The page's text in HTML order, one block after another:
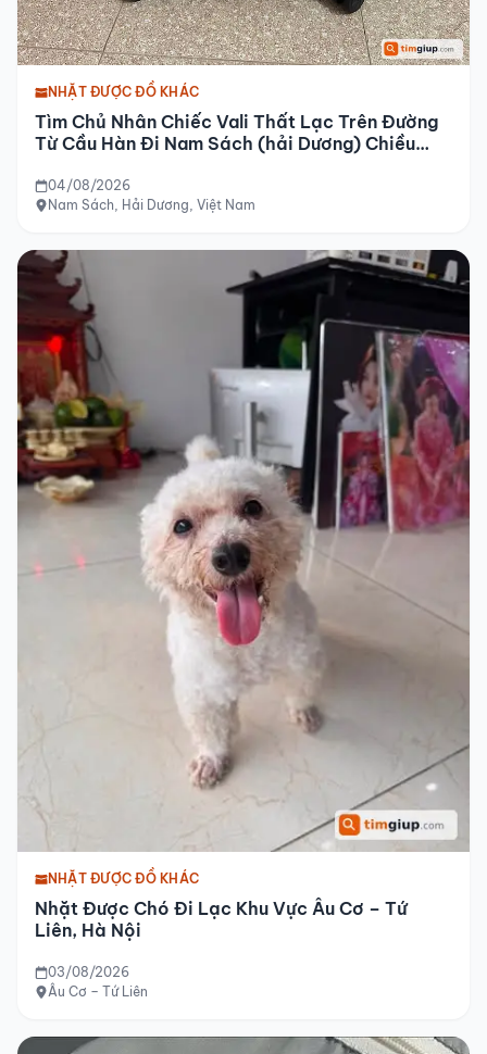
NHẶT ĐƯỢC ĐỒ KHÁC
Tìm Chủ Nhân Chiếc Vali Thất Lạc Trên Đường
Từ Cầu Hàn Đi Nam Sách (hải Dương) Chiều
04/08/2026
Nam Sách, Hải Dương, Việt Nam
NHẶT ĐƯỢC ĐỒ KHÁC
Nhặt Được Chó Đi Lạc Khu Vực Âu Cơ – Tứ
Liên, Hà Nội
03/08/2026
Âu Cơ – Tứ Liên